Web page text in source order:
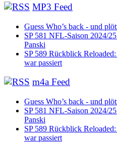
MP3 Feed
Guess Who’s back - und
SP 581 NFL-Saison 2024/
Panski
SP 589 Rückblick
war passiert
m4a Feed
Guess Who’s back - und
SP 581 NFL-Saison 2024/
Panski
SP 589 Rückblick
war passiert